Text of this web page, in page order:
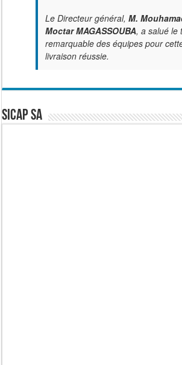
Le Directeur général, M.
Moctar MAGASSOUBA, a salué le
remarquable des équipes pour
livraison réussie.
SICAP SA